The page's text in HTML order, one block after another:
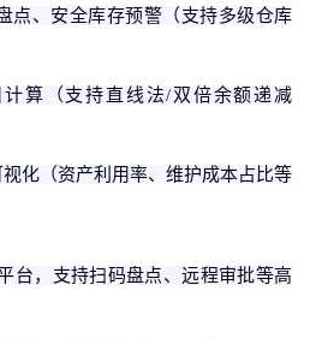
点、安全库存预警（支持多级仓库
计算（支持直线法/双倍余额递减
视化（资产利用率、维护成本占比等
台，支持扫码盘点、远程审批等高